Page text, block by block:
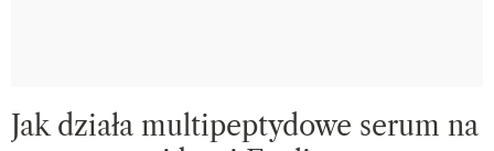
Jak działa multipeptydowe serum na